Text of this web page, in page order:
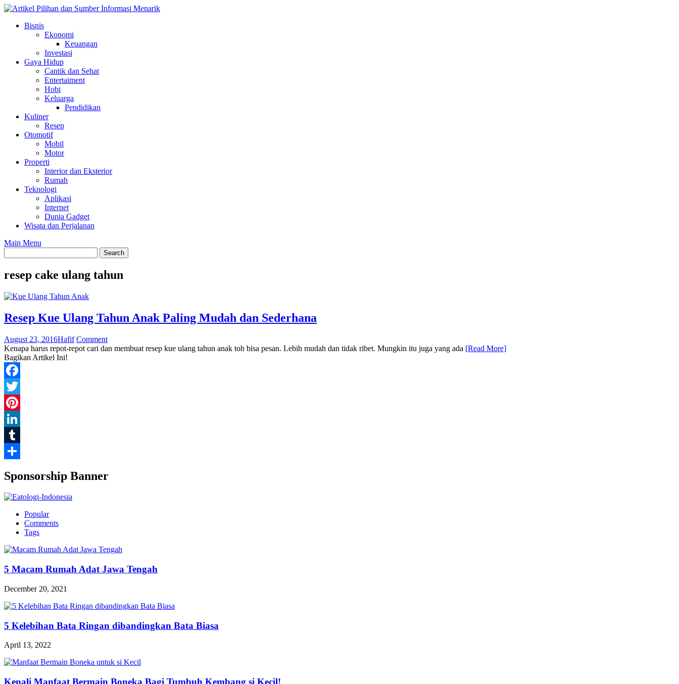
Skip
contentBisnis
Ekonomi
Keuangan
Investasi
Gaya Hidup
Cantik dan Sehat
Entertaiment
Hobi
Keluarga
Pendidikan
Kuliner
Resep
Otomotif
Mobil
Motor
Properti
Interior dan Eksterior
Rumah
Teknologi
Aplikasi
Internet
Dunia Gadget
Wisata dan Perjalanan
Main Menu
resep cake ulang tahun
Resep Kue Ulang Tahun Anak Paling Mudah dan Sederhana
August 23, 2016Hafif Comment
Kenapa harus repot-repot cari dan membuat resep kue ulang tahun anak toh bisa pesan. Lebih mudah dan tidak ribet. Mungkin itu juga yang ada [Read More]
Bagikan Artikel Ini!
Facebook
Twitter
Pinterest
LinkedIn
Tumblr
Sponsorship Banner
Popular
Comments
Tags
5 Macam Rumah Adat Jawa Tengah
December 20, 2021
5 Kelebihan Bata Ringan dibandingkan Bata Biasa
April 13, 2022
Kenali Manfaat Bermain Boneka Bagi Tumbuh Kembang si Kecil!